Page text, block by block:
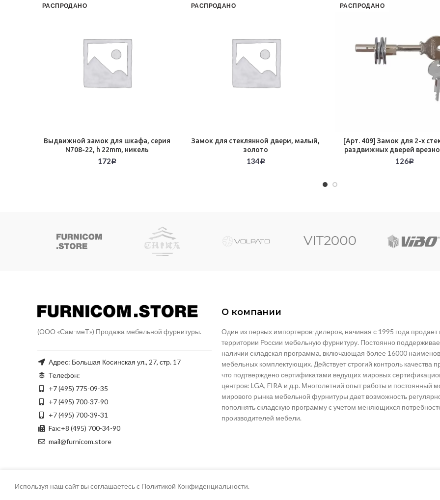
РАСПРОДАНО
Выдвижной замок для шкафа, серия
N708-22, h 22mm, никель
172 Р
РАСПРОДАНО
Замок для стеклянной двери, малый,
золото
134 Р
РАСПРОДАНО
[Арт. 409] Замок для 2-х
раздвижных дверей
126Р
(ООО «Сам-меТ») Продажа мебельной фурнитуры.
Адрес: Большая Косинская ул., 27, стр. 17
Телефон:
+7 (495) 775-09-35
+7 (495) 700-37-90
+7 (495) 700-39-31
Fax:+8 (495) 700-34-90
mail@furnicom.store
О компании
Один из первых импортеров-дилеров, начиная с 1995 года продает
территории России мебельную фурнитуру. Постоянно
наличии складская программа, включающая более 16000
мебельных комплектующих. Действует строгий контроль качества
что подтверждено сертификатами ведущих мировых
центров: LGA, FIRA и д.р. Многолетний опыт работы и постоянный
мирового рынка мебельной фурнитуры дает возможность
пополнять складскую программу с учетом меняющихся
производителей мебели.
© FURNICOM | ФУРНИКОМ 2021
Используя наш сайт вы соглашаетесь с Политикой Конфиденциальности.